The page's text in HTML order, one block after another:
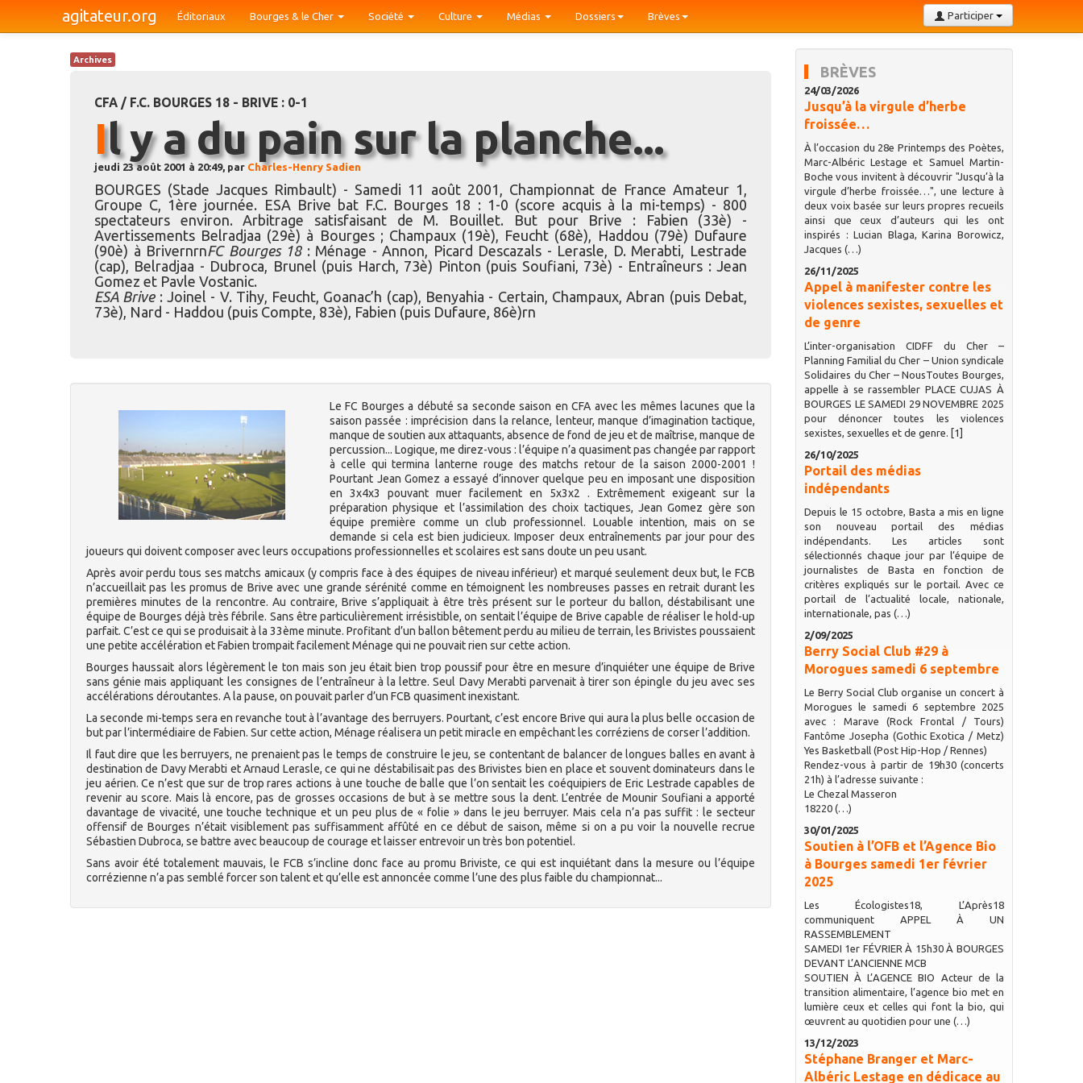
agitateur.org Participer
Éditoriaux Bourges & le Cher Société Culture Médias Dossiers Brèves
Archives
CFA / F.C. BOURGES 18 - BRIVE : 0-1
Il y a du pain sur la planche...
jeudi 23 août 2001 à 20:49, par Charles-Henry Sadien
BOURGES (Stade Jacques Rimbault) - Samedi 11 août 2001, Championnat de France Amateur 1,
Groupe C, 1ère journée. ESA Brive bat F.C. Bourges 18 : 1-0 (score acquis à la mi-temps) - 800
spectateurs environ. Arbitrage satisfaisant de M. Bouillet. But pour Brive : Fabien (33è) -
Avertissements Belradjaa (29è) à Bourges ; Champaux (19è), Feucht (68è), Haddou (79è) Dufaure
(90è) à BrivernrnFC Bourges 18: Ménage - Annon, Picard Descazals - Lerasle, D. Merabti, Lestrade
(cap), Belradjaa - Dubroca, Brunel (puis Harch, 73è) Pinton (puis Soufiani, 73è) - Entraîneurs : Jean
Gomez et Pavle Vostanic.
ESA Brive: Joinel - V. Tihy, Feucht, Goanac’h (cap), Benyahia - Certain, Champaux, Abran (puis Debat,
73è), Nard - Haddou (puis Compte, 83è), Fabien (puis Dufaure, 86è)rn
Le FC Bourges a débuté sa seconde saison en CFA avec les mêmes lacunes que la
saison passée : imprécision dans la relance, lenteur, manque d’imagination tactique,
manque de soutien aux attaquants, absence de fond de jeu et de maîtrise, manque de
percussion... Logique, me direz-vous : l’équipe n’a quasiment pas changée par rapport
à celle qui termina lanterne rouge des matchs retour de la saison 2000-2001 !
Pourtant Jean Gomez a essayé d’innover quelque peu en imposant une disposition
en 3x4x3 pouvant muer facilement en 5x3x2 . Extrêmement exigeant sur la
préparation physique et l’assimilation des choix tactiques, Jean Gomez gère son
équipe première comme un club professionnel. Louable intention, mais on se
demande si cela est bien judicieux. Imposer deux entraînements par jour pour des
joueurs qui doivent composer avec leurs occupations professionnelles et scolaires est sans doute un peu usant.
Après avoir perdu tous ses matchs amicaux (y compris face à des équipes de niveau inférieur) et marqué seulement deux but, le FCB
n’accueillait pas les promus de Brive avec une grande sérénité comme en témoignent les nombreuses passes en retrait durant les
premières minutes de la rencontre. Au contraire, Brive s’appliquait à être très présent sur le porteur du ballon, déstabilisant une
équipe de Bourges déjà très fébrile. Sans être particulièrement irrésistible, on sentait l’équipe de Brive capable de réaliser le hold-up
parfait. C’est ce qui se produisait à la 33ème minute. Profitant d’un ballon bêtement perdu au milieu de terrain, les Brivistes poussaient
une petite accélération et Fabien trompait facilement Ménage qui ne pouvait rien sur cette action.
Bourges haussait alors légèrement le ton mais son jeu était bien trop poussif pour être en mesure d’inquiéter une équipe de Brive
sans génie mais appliquant les consignes de l’entraîneur à la lettre. Seul Davy Merabti parvenait à tirer son épingle du jeu avec ses
accélérations déroutantes. A la pause, on pouvait parler d’un FCB quasiment inexistant.
La seconde mi-temps sera en revanche tout à l’avantage des berruyers. Pourtant, c’est encore Brive qui aura la plus belle occasion de
but par l’intermédiaire de Fabien. Sur cette action, Ménage réalisera un petit miracle en empêchant les corréziens de corser l’addition.
Il faut dire que les berruyers, ne prenaient pas le temps de construire le jeu, se contentant de balancer de longues balles en avant à
destination de Davy Merabti et Arnaud Lerasle, ce qui ne déstabilisait pas des Brivistes bien en place et souvent dominateurs dans le
jeu aérien. Ce n’est que sur de trop rares actions à une touche de balle que l’on sentait les coéquipiers de Eric Lestrade capables de
revenir au score. Mais là encore, pas de grosses occasions de but à se mettre sous la dent. L’entrée de Mounir Soufiani a apporté
davantage de vivacité, une touche technique et un peu plus de « folie » dans le jeu berruyer. Mais cela n’a pas suffit : le secteur
offensif de Bourges n’était visiblement pas suffisamment affûté en ce début de saison, même si on a pu voir la nouvelle recrue
Sébastien Dubroca, se battre avec beaucoup de courage et laisser entrevoir un très bon potentiel.
Sans avoir été totalement mauvais, le FCB s’incline donc face au promu Briviste, ce qui est inquiétant dans la mesure ou l’équipe
corrézienne n’a pas semblé forcer son talent et qu’elle est annoncée comme l’une des plus faible du championnat...
BRÈVES
24/03/2026
Jusqu’à la virgule d’herbe
froissée…
À l’occasion du 28e Printemps des Poètes,
Marc-Albéric Lestage et Samuel Martin-
Boche vous invitent à découvrir "Jusqu’à la
virgule d’herbe froissée…", une lecture à
deux voix basée sur leurs propres recueils
ainsi que ceux d’auteurs qui les ont
inspirés : Lucian Blaga, Karina Borowicz,
Jacques (…)
26/11/2025
Appel à manifester contre les
violences sexistes, sexuelles et
de genre
L’inter-organisation CIDFF du Cher –
Planning Familial du Cher – Union syndicale
Solidaires du Cher – NousToutes Bourges,
appelle à se rassembler PLACE CUJAS À
BOURGES LE SAMEDI 29 NOVEMBRE 2025
pour dénoncer toutes les violences
sexistes, sexuelles et de genre. [1]
26/10/2025
Portail des médias
indépendants
Depuis le 15 octobre, Basta a mis en ligne
son nouveau portail des médias
indépendants. Les articles sont
sélectionnés chaque jour par l’équipe de
journalistes de Basta en fonction de
critères expliqués sur le portail. Avec ce
portail de l’actualité locale, nationale,
internationale, pas (…)
2/09/2025
Berry Social Club #29 à
Morogues samedi 6 septembre
Le Berry Social Club organise un concert à
Morogues le samedi 6 septembre 2025
avec : Marave (Rock Frontal / Tours)
Fantôme Josepha (Gothic Exotica / Metz)
Yes Basketball (Post Hip-Hop / Rennes)
Rendez-vous à partir de 19h30 (concerts
21h) à l’adresse suivante :
Le Chezal Masseron
18220 (…)
30/01/2025
Soutien à l’OFB et l’Agence Bio
à Bourges samedi 1er février
2025
Les Écologistes18, L’Après18
communiquent APPEL À UN
RASSEMBLEMENT
SAMEDI 1er FÉVRIER À 15h30 À BOURGES
DEVANT L’ANCIENNE MCB
SOUTIEN À L’AGENCE BIO Acteur de la
transition alimentaire, l’agence bio met en
lumière ceux et celles qui font la bio, qui
œuvrent au quotidien pour une (…)
13/12/2023
Stéphane Branger et Marc-
Albéric Lestage en dédicace au